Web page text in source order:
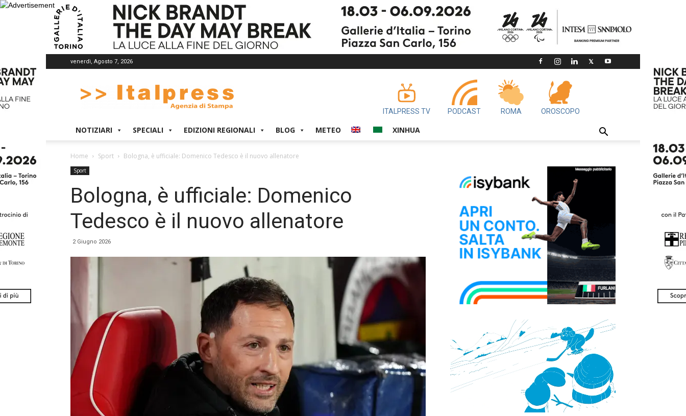
venerdì, Agosto 7, 2026
ITALPRESS TV PODCAST ROMA OROSCOPO
NOTIZIARI SPECIALI EDIZIONI REGIONALI BLOG METEO XINHUA
Home Sport Bologna, è ufficiale: Domenico Tedesco è il nuovo allenatore
Sport
Bologna, è ufficiale: Domenico
Tedesco è il nuovo allenatore
2 Giugno 2026